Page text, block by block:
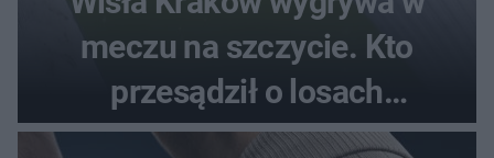
meczu na szczycie. Kto
przesądził o losach
spotkania?